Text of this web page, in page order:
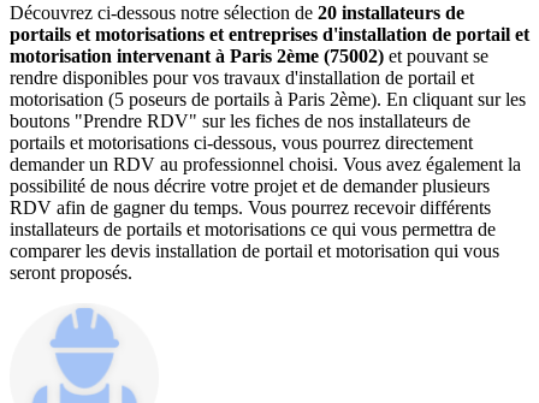
Découvrez ci-dessous notre sélection de 20 installateurs de
portails et motorisations et entreprises d'installation de portail et
motorisation intervenant à Paris 2ème (75002) et pouvant se
rendre disponibles pour vos travaux d'installation de portail et
motorisation (5 poseurs de portails à Paris 2ème). En cliquant sur les
boutons "Prendre RDV" sur les fiches de nos installateurs de
portails et motorisations ci-dessous, vous pourrez directement
demander un RDV au professionnel choisi. Vous avez également la
possibilité de nous décrire votre projet et de demander plusieurs
RDV afin de gagner du temps. Vous pourrez recevoir différents
installateurs de portails et motorisations ce qui vous permettra de
comparer les devis installation de portail et motorisation qui vous
seront proposés.